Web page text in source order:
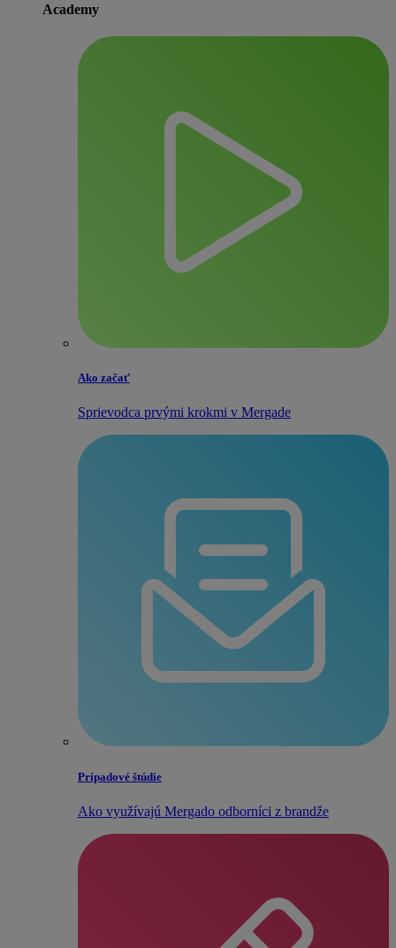
Academy
Ako začať
Sprievodca prvými krokmi v Mergade
Prípadové štúdie
Ako využívajú Mergado odborníci z brandže